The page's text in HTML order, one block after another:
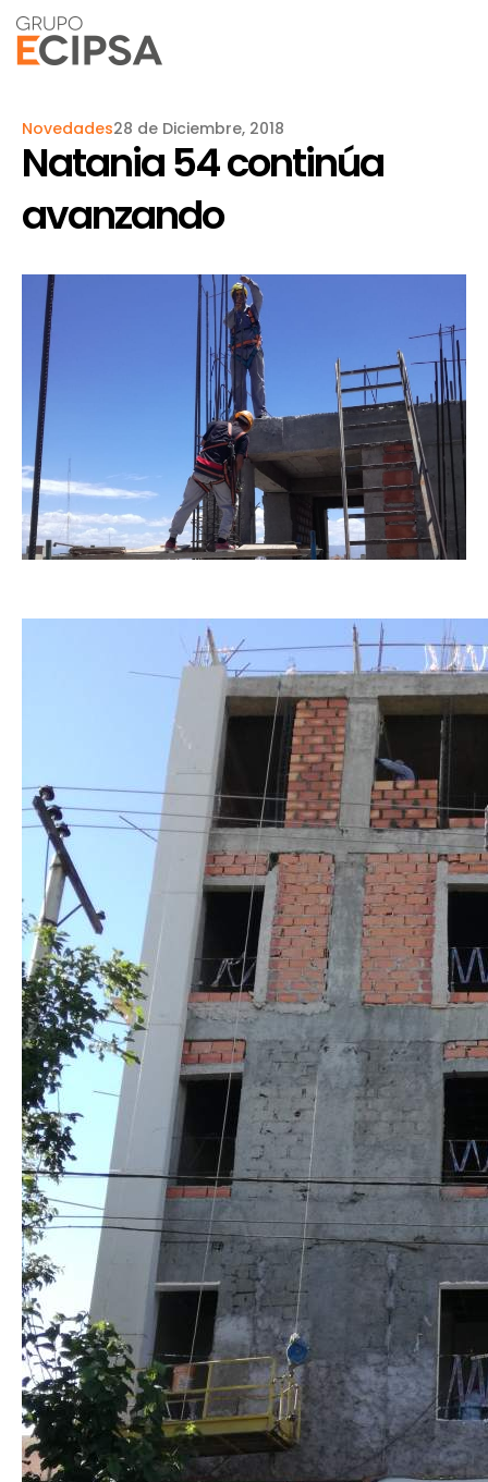
Novedades28 de Diciembre, 2018
Natania 54 continúa
avanzando